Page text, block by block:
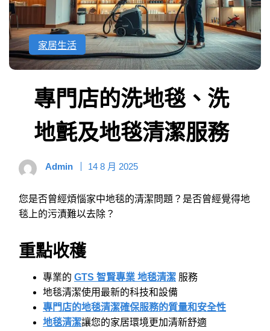
家居生活
專門店的洗地毯、洗
地氈及地毯清潔服務
Admin 14 8 月 2025
您是否曾經煩惱家中地毯的清潔問題？是否曾經覺得地
毯上的污漬難以去除？
重點收穫
專業的 GTS 智賢專業 地毯清潔 服務
地毯清潔使用最新的科技和設備
專門店的地毯清潔確保服務的質量和安全性
地毯清潔讓您的家居環境更加清新舒適